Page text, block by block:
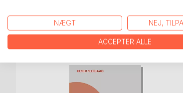
FLERE TITLER
NÆGT NEJ,
ACCEPTER ALLE